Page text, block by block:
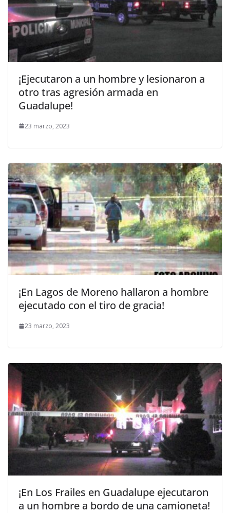
¡Ejecutaron a un hombre y lesionaron a
otro tras agresión armada en
Guadalupe!
23 marzo, 2023
¡En Lagos de Moreno hallaron a hombre
ejecutado con el tiro de gracia!
23 marzo, 2023
¡En Los Frailes en Guadalupe ejecutaron
a un hombre a bordo de una camioneta!